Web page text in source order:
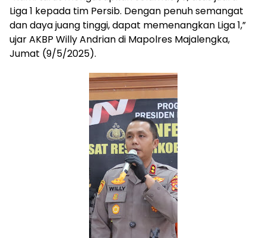
Liga 1 kepada tim Persib. Dengan penuh semangat
dan daya juang tinggi, dapat memenangkan Liga 1,”
ujar AKBP Willy Andrian di Mapolres Majalengka,
Jumat (9/5/2025).